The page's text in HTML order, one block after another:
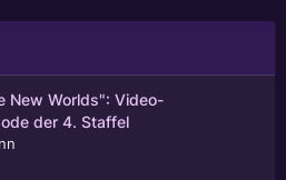
New Worlds": Video-
der 4. Staffel